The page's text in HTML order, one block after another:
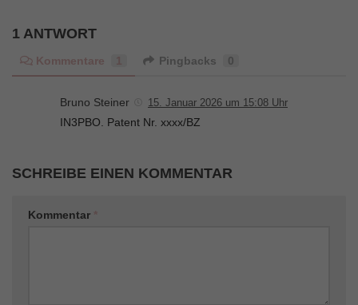
1 ANTWORT
Kommentare Pingbacks 0
Bruno Steiner 15. Januar 2026 um 15:08 Uhr
IN3PBO. Patent Nr. xxxx/BZ
SCHREIBE EINEN KOMMENTAR
Kommentar